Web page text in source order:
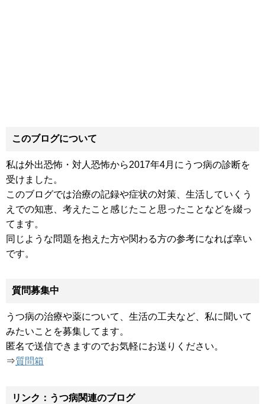
このブログについて
私は外出恐怖・対人恐怖から2017年4月にうつ病の診断を
受けました。
このブログでは治療の記録や症状の対策、生活していくう
えでの知恵、考えたこと感じたこと思ったことなどを綴っ
てます。
同じような問題を抱えた方や関わる方の参考になれば幸い
です。
質問募集中
うつ病の治療や薬について、生活の工夫など、私に聞いて
みたいことを募集してます。
匿名で送信できますのでお気軽にお送りください。
⇒質問箱
リンク：うつ病関連のブログ